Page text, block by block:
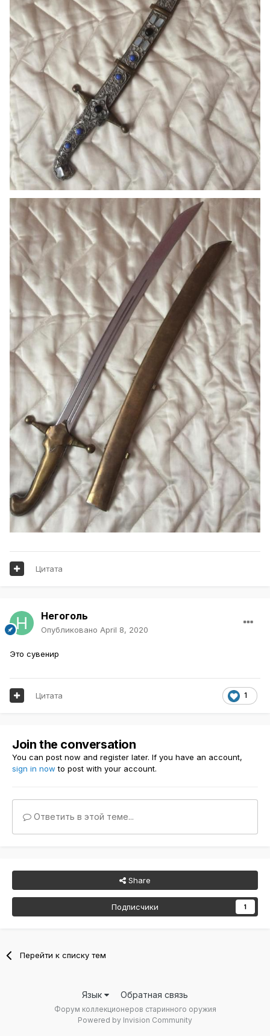
Цитата
Негоголь
Опубликовано April 8, 2020
Это сувенир
1
Цитата
Join the conversation
You can post now and register later. If you have an account,
sign in now to post with your account.
Ответить в этой теме...
Share
Подписчики 1
Перейти к списку тем
Язык Обратная связь
Форум коллекционеров старинного оружия
Powered by Invision Community